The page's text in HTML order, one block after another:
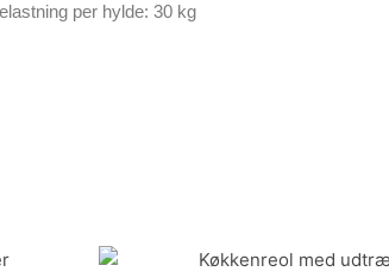
per hylde: 30 kg